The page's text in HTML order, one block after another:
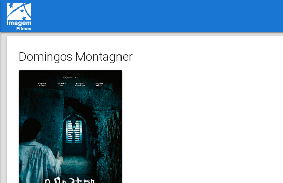
Domingos Montagner